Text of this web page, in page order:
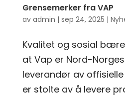
Grensemerker fra VAP
av admin | sep 24, 2025 |
Kvalitet og sosial
at Vap er Nord-
leverandør av
er stolte av å levere